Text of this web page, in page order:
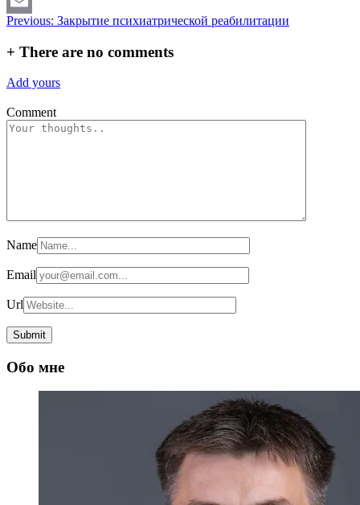
Email
Навигация
по
Previous: Закрытие психиатрической реабилитации
+ There are no comments
Add yours
Comment
Name
Email
Url
Обо мне